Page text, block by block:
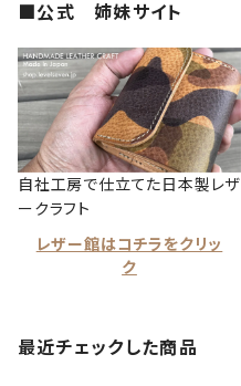
■公式 姉妹サイト
自社工房で仕立てた日本製レザ
ークラフト
レザー館はコチラをクリッ
ク
最近チェックした商品